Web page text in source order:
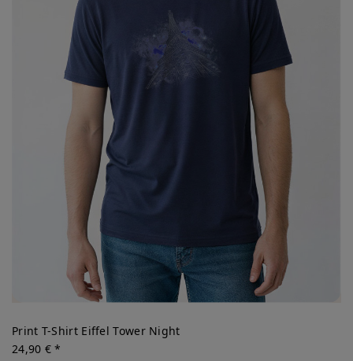
Print T-Shirt Eiffel Tower Night
24,90 € *